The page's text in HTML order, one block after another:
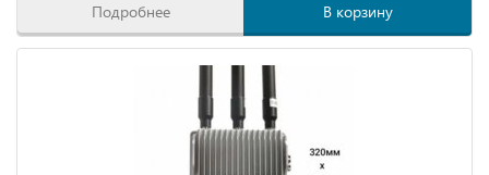
Подробнее В корзину